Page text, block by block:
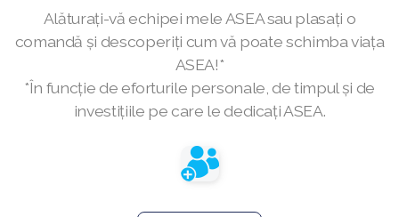
Alăturați-vă echipei mele ASEA sau plasați o
comandă și descoperiți cum vă poate schimba viața
ASEA!*
*În funcție de eforturile personale, de timpul și de
investițiile pe care le dedicați ASEA.
ASEA VIA OMEGA
ASEA VIA BIOME
ASEA VIA SOURCE